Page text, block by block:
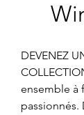
DEVENEZ
ensemble à